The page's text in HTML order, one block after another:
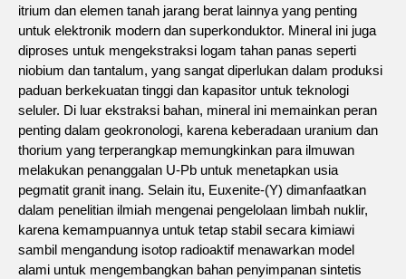
itrium dan elemen tanah jarang berat lainnya yang penting
untuk elektronik modern dan superkonduktor. Mineral ini juga
diproses untuk mengekstraksi logam tahan panas seperti
niobium dan tantalum, yang sangat diperlukan dalam produksi
paduan berkekuatan tinggi dan kapasitor untuk teknologi
seluler. Di luar ekstraksi bahan, mineral ini memainkan peran
penting dalam geokronologi, karena keberadaan uranium dan
thorium yang terperangkap memungkinkan para ilmuwan
melakukan penanggalan U-Pb untuk menetapkan usia
pegmatit granit inang. Selain itu, Euxenite-(Y) dimanfaatkan
dalam penelitian ilmiah mengenai pengelolaan limbah nuklir,
karena kemampuannya untuk tetap stabil secara kimiawi
sambil mengandung isotop radioaktif menawarkan model
alami untuk mengembangkan bahan penyimpanan sintetis